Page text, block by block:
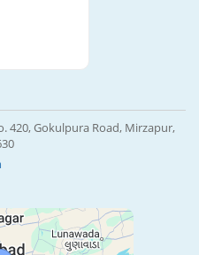
420, Gokulpura Road, Mirzapur,